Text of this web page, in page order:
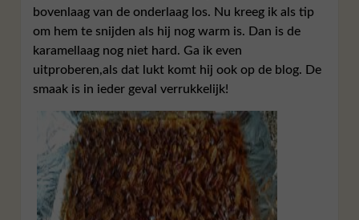
bovenlaag van de onderlaag los. Nu kreeg ik als tip
om hem te snijden als hij nog warm is. Dan is de
karamellaag nog niet hard. Ga ik even
uitproberen,als dat lukt komt hij ook op de blog. De
smaak is in ieder geval verrukkelijk!